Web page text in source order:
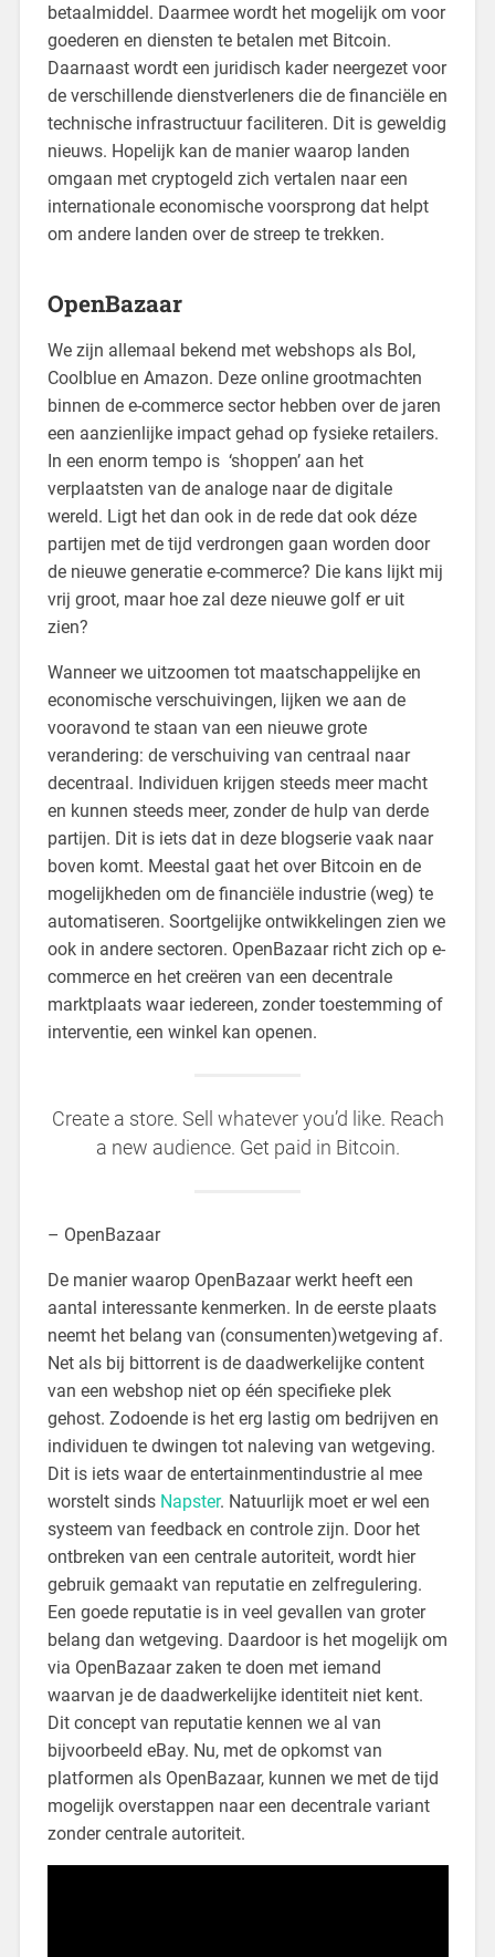
betaalmiddel. Daarmee wordt het mogelijk om voor
goederen en diensten te betalen met Bitcoin.
Daarnaast wordt een juridisch kader neergezet voor
de verschillende dienstverleners die de financiële en
technische infrastructuur faciliteren. Dit is geweldig
nieuws. Hopelijk kan de manier waarop landen
omgaan met cryptogeld zich vertalen naar een
internationale economische voorsprong dat helpt
om andere landen over de streep te trekken.
OpenBazaar
We zijn allemaal bekend met webshops als Bol,
Coolblue en Amazon. Deze online grootmachten
binnen de e-commerce sector hebben over de jaren
een aanzienlijke impact gehad op fysieke retailers.
In een enorm tempo is ‘shoppen’ aan het
verplaatsten van de analoge naar de digitale
wereld. Ligt het dan ook in de rede dat ook déze
partijen met de tijd verdrongen gaan worden door
de nieuwe generatie e-commerce? Die kans lijkt mij
vrij groot, maar hoe zal deze nieuwe golf er uit
zien?
Wanneer we uitzoomen tot maatschappelijke en
economische verschuivingen, lijken we aan de
vooravond te staan van een nieuwe grote
verandering: de verschuiving van centraal naar
decentraal. Individuen krijgen steeds meer macht
en kunnen steeds meer, zonder de hulp van derde
partijen. Dit is iets dat in deze blogserie vaak naar
boven komt. Meestal gaat het over Bitcoin en de
mogelijkheden om de financiële industrie (weg) te
automatiseren. Soortgelijke ontwikkelingen zien we
ook in andere sectoren. OpenBazaar richt zich op e-
commerce en het creëren van een decentrale
marktplaats waar iedereen, zonder toestemming of
interventie, een winkel kan openen.
Create a store. Sell whatever you’d like. Reach
a new audience. Get paid in Bitcoin.
– OpenBazaar
De manier waarop OpenBazaar werkt heeft een
aantal interessante kenmerken. In de eerste plaats
neemt het belang van (consumenten)wetgeving af.
Net als bij bittorrent is de daadwerkelijke content
van een webshop niet op één specifieke plek
gehost. Zodoende is het erg lastig om bedrijven en
individuen te dwingen tot naleving van wetgeving.
Dit is iets waar de entertainmentindustrie al mee
worstelt sinds Napster. Natuurlijk moet er wel een
systeem van feedback en controle zijn. Door het
ontbreken van een centrale autoriteit, wordt hier
gebruik gemaakt van reputatie en zelfregulering.
Een goede reputatie is in veel gevallen van groter
belang dan wetgeving. Daardoor is het mogelijk om
via OpenBazaar zaken te doen met iemand
waarvan je de daadwerkelijke identiteit niet kent.
Dit concept van reputatie kennen we al van
bijvoorbeeld eBay. Nu, met de opkomst van
platformen als OpenBazaar, kunnen we met de tijd
mogelijk overstappen naar een decentrale variant
zonder centrale autoriteit.